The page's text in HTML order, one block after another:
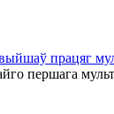
працяг
першага